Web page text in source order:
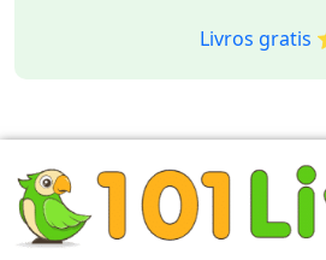
Livros gratis